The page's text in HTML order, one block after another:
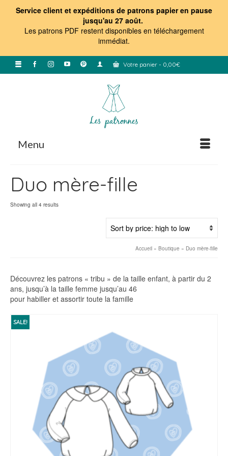
Service client et expéditions de patrons papier en pause
jusqu'au 27 août.
Les patrons PDF restent disponibles en téléchargement
immédiat.
Votre panier - 0,00€
Menu
Duo mère-fille
Showing all 4 resultsSorted
Accueil » Boutique » Duo mère-fille
Découvrez les patrons « tribu » de la taille enfant, à partir du 2
ans, jusqu’à la taille femme jusqu’au 46
pour habiller et assortir toute la famille
SALE!